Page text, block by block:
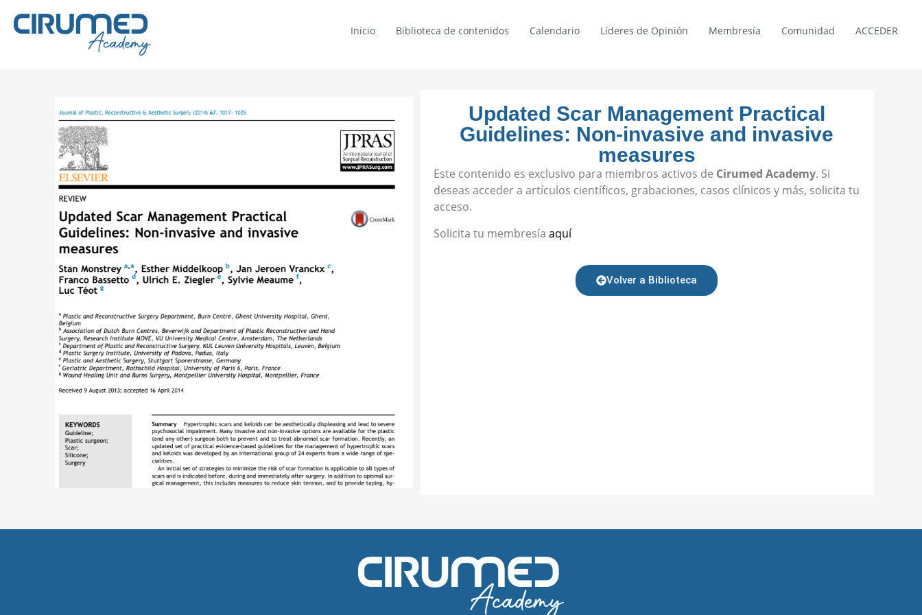
Inicio Biblioteca de contenidos Calendario Líderes de Opinión Membresía Comunidad ACCEDER
Updated Scar Management Practical
Guidelines: Non-invasive and invasive
measures
Este contenido es exclusivo para miembros activos de Cirumed Academy. Si
deseas acceder a artículos científicos, grabaciones, casos clínicos y más, solicita tu
acceso.
Solicita tu membresía aquí
Volver a Biblioteca